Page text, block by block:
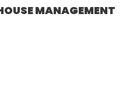
MANAGEMENT